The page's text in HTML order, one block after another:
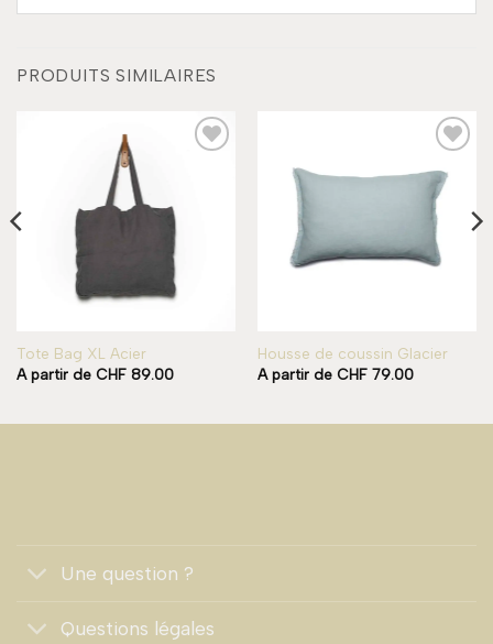
PRODUITS SIMILAIRES
Tote Bag XL Acier
A partir de CHF89.00
wishlist
Housse de coussin Glacier
A partir de CHF79.00
Une question ?
Questions légales